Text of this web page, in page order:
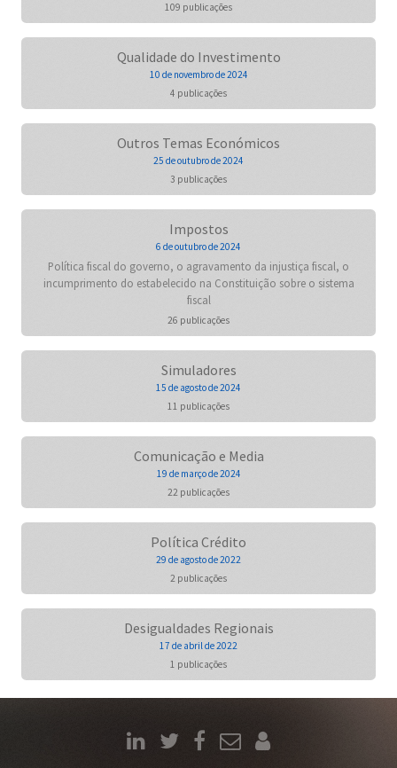
109 publicações
Qualidade do Investimento
10 de novembro de 2024
4 publicações
Outros Temas Económicos
25 de outubro de 2024
3 publicações
Impostos
6 de outubro de 2024
Política fiscal do governo, o agravamento da injustiça fiscal, o
incumprimento do estabelecido na Constituição sobre o sistema
fiscal
26 publicações
Simuladores
15 de agosto de 2024
11 publicações
Comunicação e Media
19 de março de 2024
22 publicações
Política Crédito
29 de agosto de 2022
2 publicações
Desigualdades Regionais
17 de abril de 2022
1 publicações